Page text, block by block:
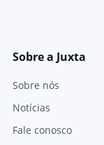
Sobre a Juxta
Sobre nós
Notícias
Fale conosco